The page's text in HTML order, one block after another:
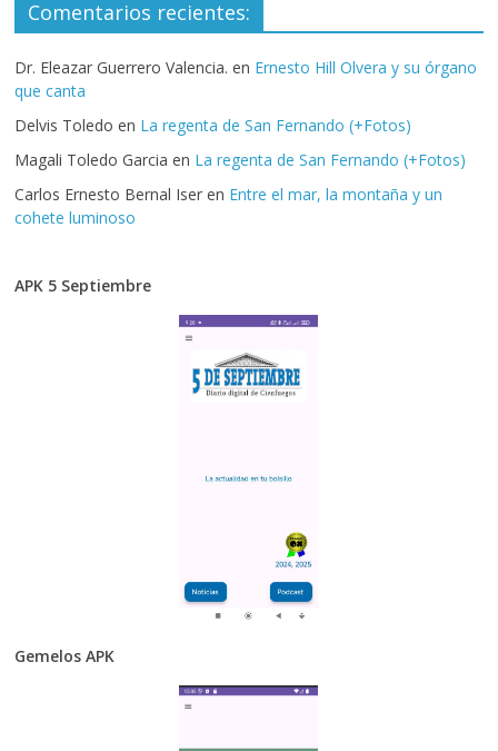
Comentarios recientes:
Dr. Eleazar Guerrero Valencia. en Ernesto Hill Olvera y su órgano
que canta
Delvis Toledo en La regenta de San Fernando (+Fotos)
Magali Toledo Garcia en La regenta de San Fernando (+Fotos)
Carlos Ernesto Bernal Iser en Entre el mar, la montaña y un
cohete luminoso
APK 5 Septiembre
Gemelos APK